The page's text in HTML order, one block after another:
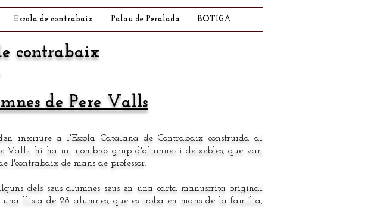
Escola de contrabaix Palau de Peralada BOTIGA
contrabaix
de Pere Valls
inscriure a l'Escola Catalana de Contrabaix construïda al
Valls, hi ha un nombrós grup d'alumnes i deixebles, que van
l'contrabaix de mans de professor.
dels seus alumnes seus en una carta manuscrita original
una llista de 28 alumnes, que es troba en mans de la família,